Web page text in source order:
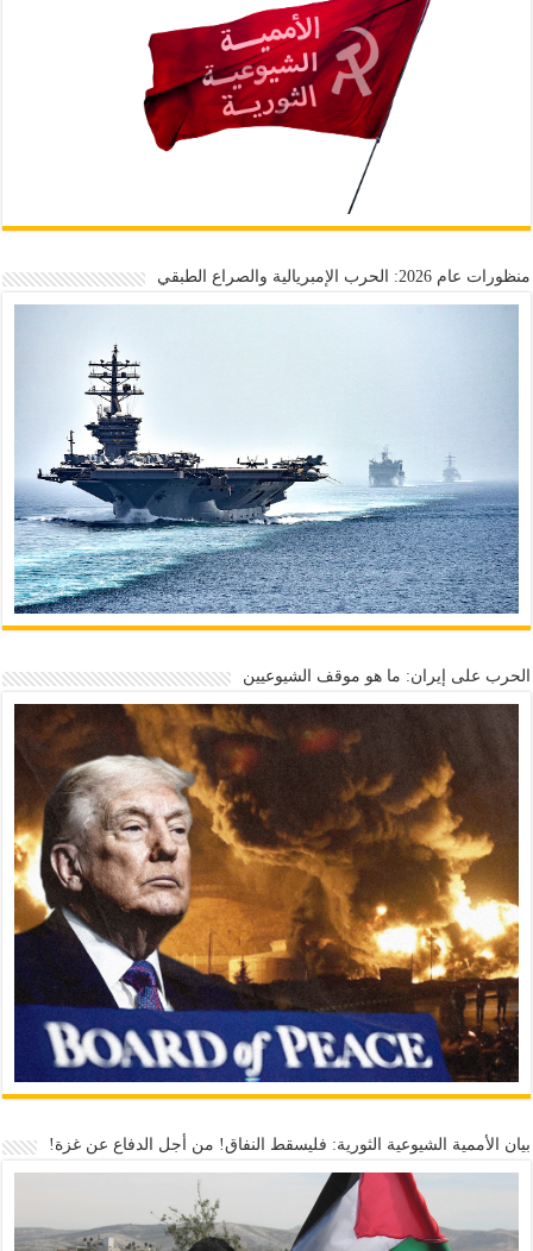
منظورات عام 2026: الحرب الإمبريالية والصراع الطبقي
الحرب على إيران: ما هو موقف الشيوعيين
بيان الأممية الشيوعية الثورية: فليسقط النفاق! من أجل الدفاع عن غزة!